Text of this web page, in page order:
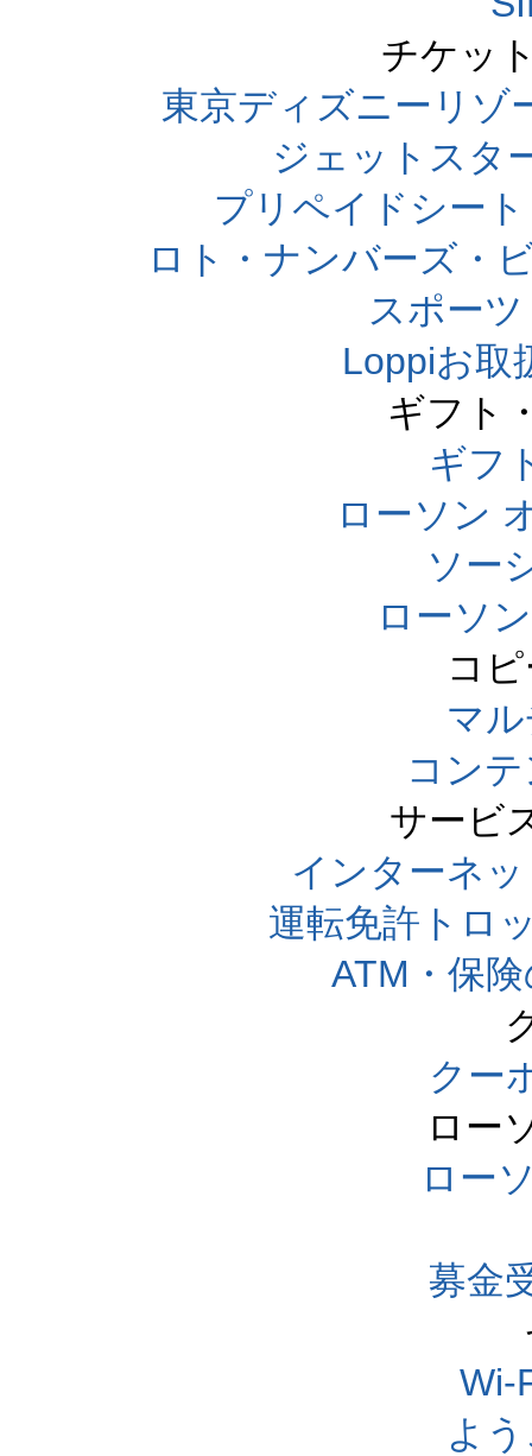
チケッ
東京ディズニーリゾ
ジェットスタ
プリペイドシー
ロト・ナンバーズ・
スポー
Loppiお取
ギフト
ギフ
ローソン
ソー
ローソ
コ
マ
コン
サービ
インターネ
運転免許トロ
ATM・保
クー
ロー
ロー
募金
Wi-
よ